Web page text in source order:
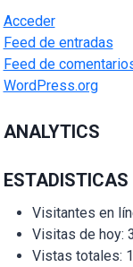
Acceder
Feed de entradas
Feed de
WordPress.org
ANALYTICS
ESTADISTICAS
Visitantes en
Visitas de hoy:
Vistas totales: